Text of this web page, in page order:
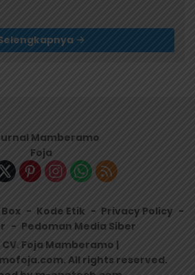
Kode Etik
Privacy Policy
Pedoman Media Siber
Foja Mamberamo |
All rights reserved.